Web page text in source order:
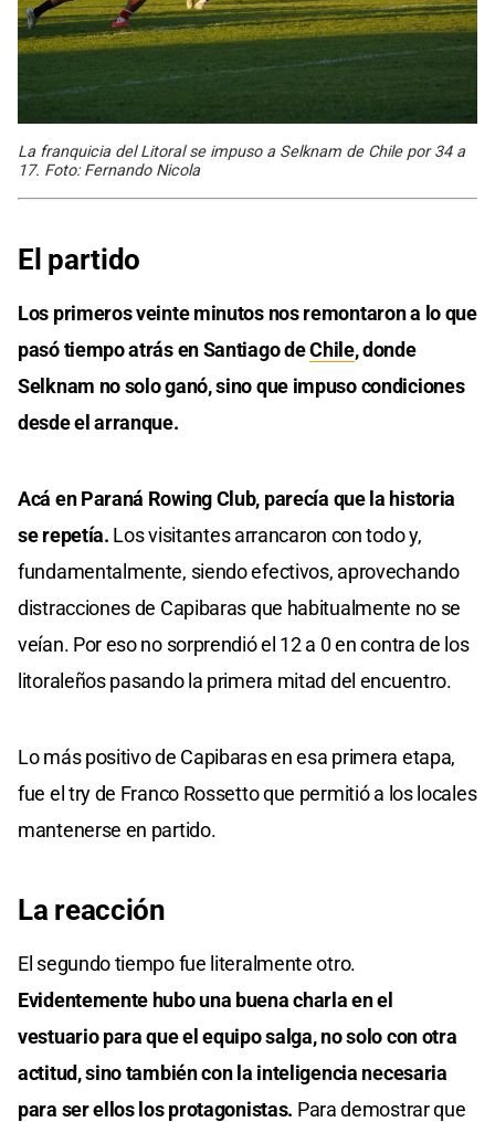
La franquicia del Litoral se impuso a Selknam de Chile por 34 a
17. Foto: Fernando Nicola
El partido
Los primeros veinte minutos nos remontaron a lo que
pasó tiempo atrás en Santiago deChile, donde
Selknam no solo ganó, sino que impuso condiciones
desde el arranque.
Acá en Paraná Rowing Club, parecía que la historia
se repetía. Los visitantes arrancaron con todo y,
fundamentalmente, siendo efectivos, aprovechando
distracciones de Capibaras que habitualmente no se
veían. Por eso no sorprendió el 12 a 0 en contra de los
litoraleños pasando la primera mitad del encuentro.
Lo más positivo de Capibaras en esa primera etapa,
fue el try de Franco Rossetto que permitió a los locales
mantenerse en partido.
La reacción
El segundo tiempo fue literalmente otro.
Evidentemente hubo una buena charla en el
vestuario para que el equipo salga, no solo con otra
actitud, sino también con la inteligencia necesaria
para ser ellos los protagonistas. Para demostrar que